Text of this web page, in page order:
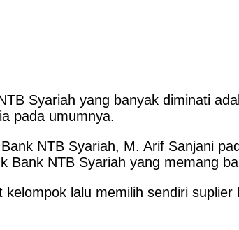
Syariah yang banyak diminati
pada umumnya.
NTB Syariah, M. Arif Sanjani
Bank NTB Syariah yang memang
lalu memilih sendiri